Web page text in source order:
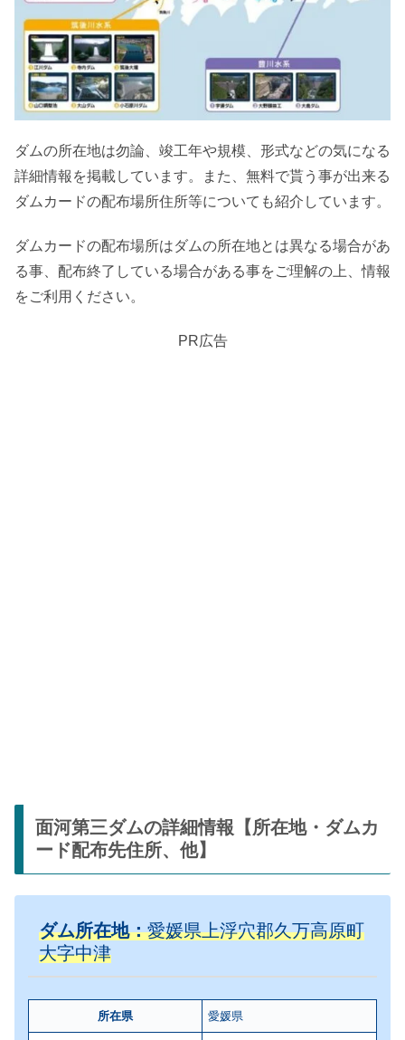
ダムの所在地は勿論、竣工年や規模、形式などの気になる
詳細情報を掲載しています。また、無料で貰う事が出来る
ダムカードの配布場所住所等についても紹介しています。
ダムカードの配布場所はダムの所在地とは異なる場合があ
る事、配布終了している場合がある事をご理解の上、情報
をご利用ください。
PR広告
面河第三ダムの詳細情報【所在地・ダムカ
ード配布先住所、他】
ダム所在地：愛媛県上浮穴郡久万高原町
大字中津
所在県 愛媛県